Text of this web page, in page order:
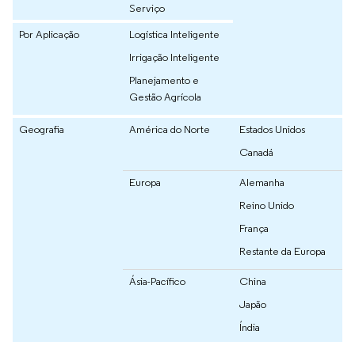
Serviço
Por Aplicação
Logística Inteligente
Irrigação Inteligente
Planejamento e
Gestão Agrícola
Geografia América do Norte
Estados Unidos
Canadá
Europa
Alemanha
Reino Unido
França
Restante da Europa
Ásia-Pacífico
China
Japão
Índia